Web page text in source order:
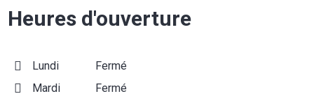
Heures d'ouverture
Lundi
Fermé
Mardi
Fermé